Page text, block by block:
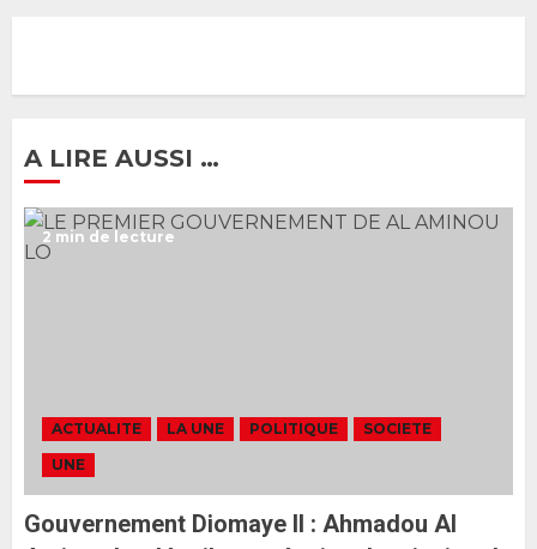
Ousmane Sonko rassure : «
3
gouvernement : PASTEF pose
A LIRE AUSSI …
2 min de lecture
ACTUALITE LA UNE POLITIQUE
SOCIETE
UNE
Gouvernement Diomaye II : Ahmadou Al